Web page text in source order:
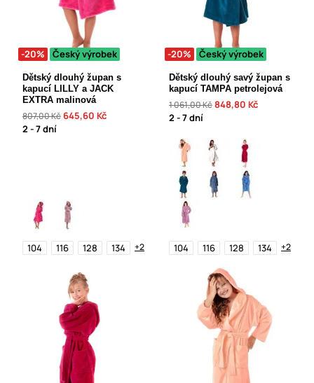
-20% Český výrobek
Dětský dlouhý župan s
kapucí LILLY a JACK
EXTRA malinová
807,00 Kč 645,60 Kč
2 - 7 dní
104 116 128 134 +2
-20% Český výrobek
Dětský dlouhý savý župan s
kapucí TAMPA petrolejová
1 061,00 Kč848,80 Kč
2 - 7 dní
104 116 128 134 +2